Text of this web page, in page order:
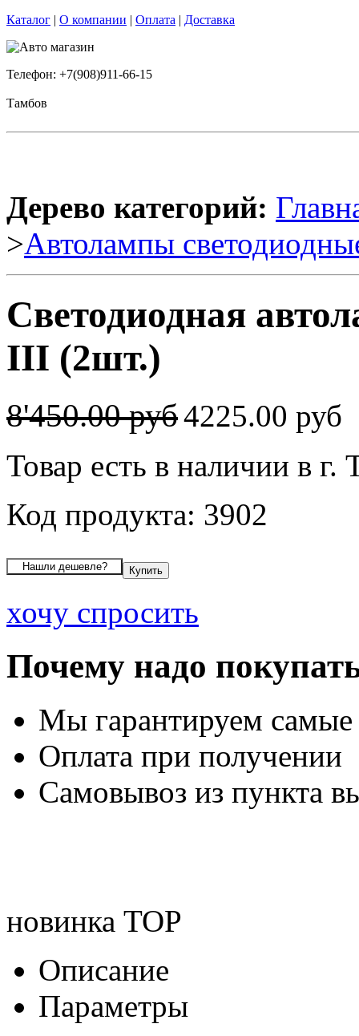
Каталог | О компании | Оплата | Доставка
Телефон: +7(908)911-66-15
Тамбов
Дерево категорий:
>Автолампы
Светодиодная
III (2шт.)
8'450.00 руб4225.00 руб
Товар есть в наличии в г.
Код продукта: 3902
хочу спросить
Почему надо
Мы гарантируем
Оплата при получении
Самовывоз из пункта
новинка TOP
Описание
Параметры